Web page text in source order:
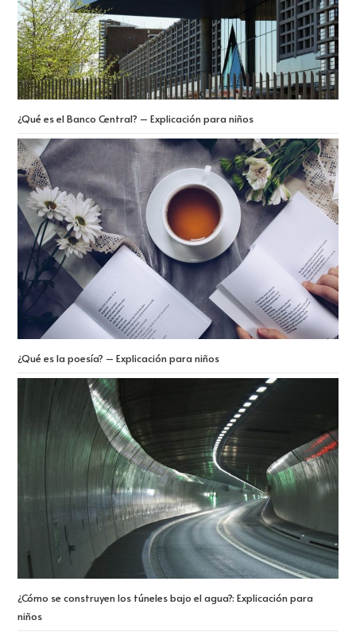
¿Qué es el Banco Central? – Explicación para niños
¿Qué es la poesía? – Explicación para niños
¿Cómo se construyen los túneles bajo el agua?: Explicación para
niños